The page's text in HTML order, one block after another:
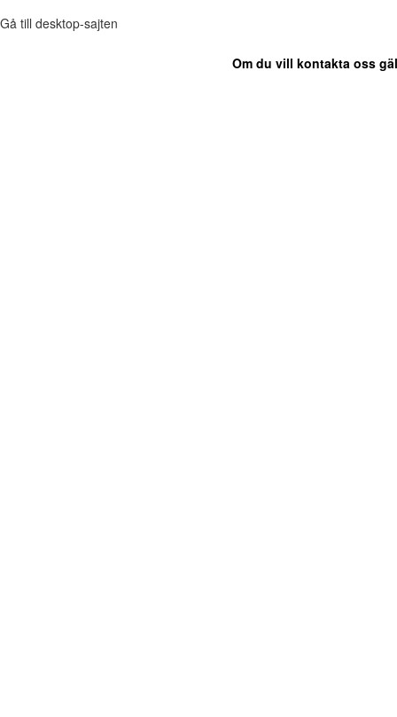
Gå till desktop-sajten
Om du vill kontakta oss